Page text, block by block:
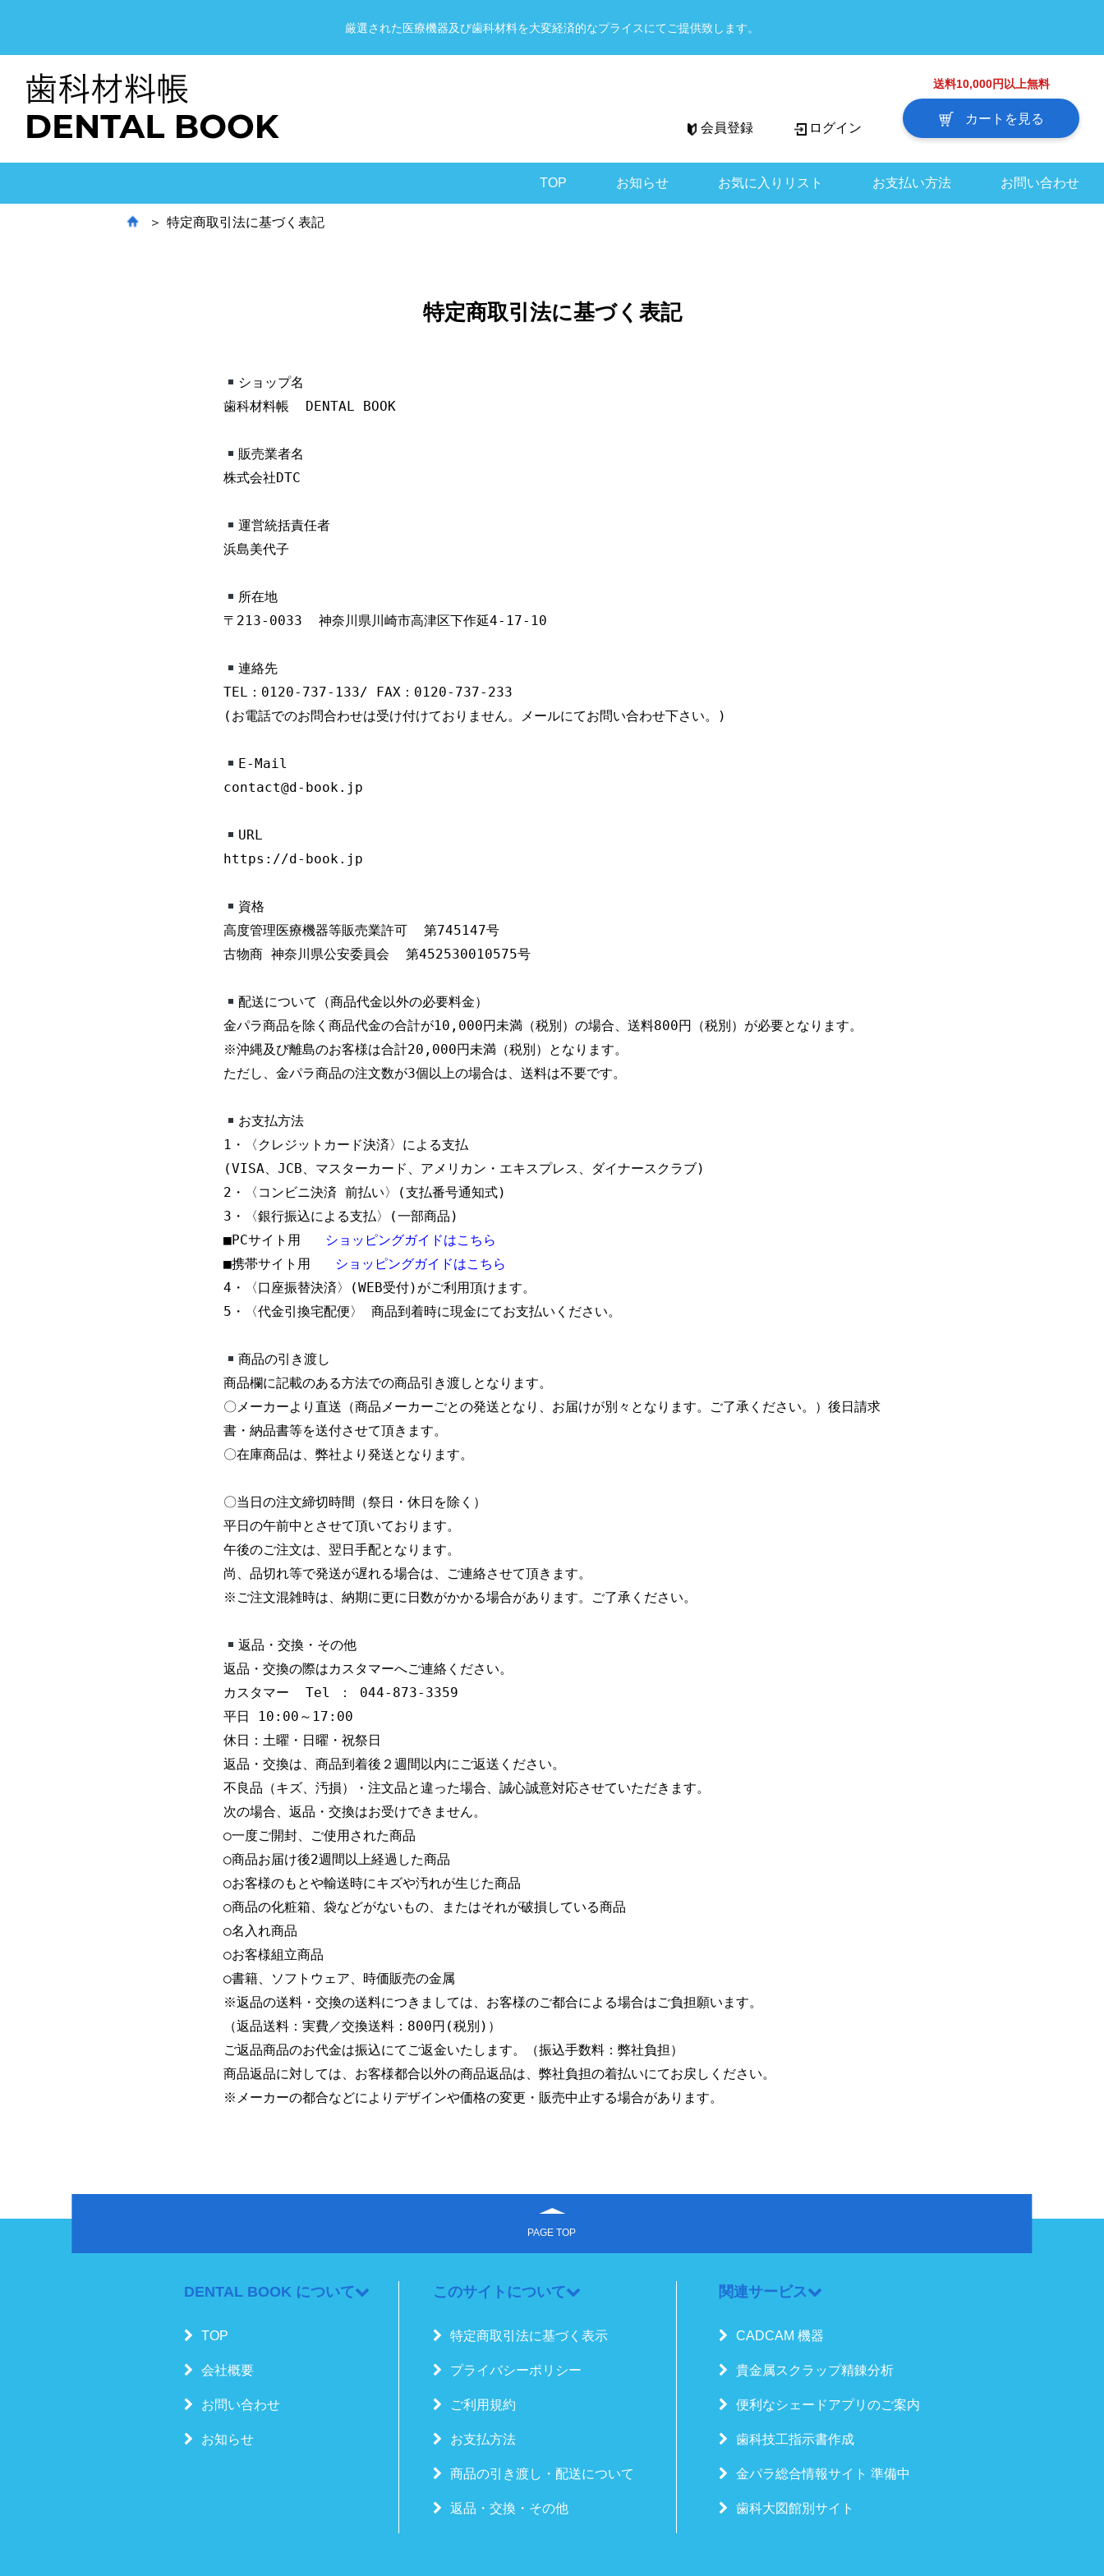
厳選された医療機器及び歯科材料を大変経済的なプライスにてご提供致します。
会員登録 ログイン
送料10,000円以上無料
カートを見る
TOP お知らせ お気に入りリスト お支払い方法 お問い合わせ
特定商取引法に基づく表記
特定商取引法に基づく表記
ショップ名
歯科材料帳  DENTAL BOOK
販売業者名
株式会社DTC
運営統括責任者
浜島美代子
所在地
〒213-0033  神奈川県川崎市高津区下作延4-17-10
連絡先
TEL：0120-737-133/ FAX：0120-737-233
(お電話でのお問合わせは受け付けておりません。メールにてお問い合わせ下さい。)
E-Mail
contact@d-book.jp
URL
https://d-book.jp
資格
高度管理医療機器等販売業許可  第745147号
古物商 神奈川県公安委員会  第452530010575号
配送について（商品代金以外の必要料金）
金パラ商品を除く商品代金の合計が10,000円未満（税別）の場合、送料800円（税別）が必要となります。
※沖縄及び離島のお客様は合計20,000円未満（税別）となります。
ただし、金パラ商品の注文数が3個以上の場合は、送料は不要です。
お支払方法
1・〈クレジットカード決済〉による支払
(VISA、JCB、マスターカード、アメリカン・エキスプレス、ダイナースクラブ)
2・〈コンビニ決済 前払い〉(支払番号通知式)
3・〈銀行振込による支払〉(一部商品)
■PCサイト用
ショッピングガイドはこちら
■携帯サイト用
ショッピングガイドはこちら
4・〈口座振替決済〉(WEB受付)がご利用頂けます。
5・〈代金引換宅配便〉 商品到着時に現金にてお支払いください。
商品の引き渡し
商品欄に記載のある方法での商品引き渡しとなります。
〇メーカーより直送（商品メーカーごとの発送となり、お届けが別々となります。ご了承ください。）後日請求
書・納品書等を送付させて頂きます。
〇在庫商品は、弊社より発送となります。
〇当日の注文締切時間（祭日・休日を除く）
平日の午前中とさせて頂いております。
午後のご注文は、翌日手配となります。
尚、品切れ等で発送が遅れる場合は、ご連絡させて頂きます。
※ご注文混雑時は、納期に更に日数がかかる場合があります。ご了承ください。
返品・交換・その他
返品・交換の際はカスタマーへご連絡ください。
カスタマー  Tel ： 044-873-3359
平日 10:00～17:00
休日：土曜・日曜・祝祭日
返品・交換は、商品到着後２週間以内にご返送ください。
不良品（キズ、汚損）・注文品と違った場合、誠心誠意対応させていただきます。
次の場合、返品・交換はお受けできません。
○一度ご開封、ご使用された商品
○商品お届け後2週間以上経過した商品
○お客様のもとや輸送時にキズや汚れが生じた商品
○商品の化粧箱、袋などがないもの、またはそれが破損している商品
○名入れ商品
○お客様組立商品
○書籍、ソフトウェア、時価販売の金属
※返品の送料・交換の送料につきましては、お客様のご都合による場合はご負担願います。
（返品送料：実費／交換送料：800円(税別)）
ご返品商品のお代金は振込にてご返金いたします。（振込手数料：弊社負担）
商品返品に対しては、お客様都合以外の商品返品は、弊社負担の着払いにてお戻しください。
PAGE TOP
DENTAL BOOK について
TOP
会社概要
お問い合わせ
お知らせ
このサイトについて
特定商取引法に基づく表示
プライバシーポリシー
ご利用規約
お支払方法
商品の引き渡し・配送について
返品・交換・その他
関連サービス
CADCAM 機器
貴金属スクラップ精錬分析
便利なシェードアプリのご案内
歯科技工指示書作成
金パラ総合情報サイト 準備中
歯科大図館別サイト